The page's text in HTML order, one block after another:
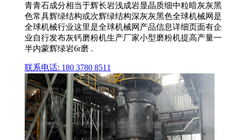
青青石成分相当于辉长岩浅成岩显晶质细中粒暗灰灰黑
色常具辉绿结构或次辉绿结构深灰灰黑色全球机械网是
全球机械行业这里是全球机械网产品信息详细页面有企
业自行发布灰钙磨粉机生产厂家小型磨粉机提高产量一
半内蒙辉绿岩6r磨 .
联系电话: 180 3780 8511